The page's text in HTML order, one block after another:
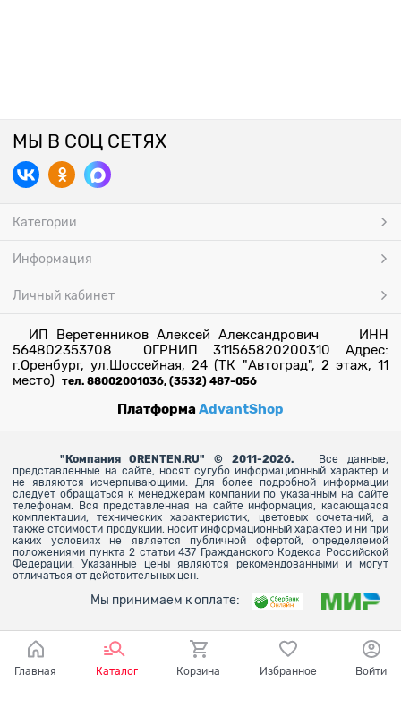
МЫ В СОЦ СЕТЯХ
Категории
Информация
Личный кабинет
ИП Веретенников Алексей Александрович ИНН
564802353708 ОГРНИП 311565820200310 Адрес:
г.Оренбург, ул.Шоссейная, 24 (ТК "Автоград", 2 этаж, 11
место) тел. 88002001036, (3532) 487-056
ПлатформаAdvantShop
" Компания ORENTEN.RU" © 2011-2026.
Все данные,
представленные на сайте, носят сугубо информационный характер и
не являются исчерпывающими. Для более подробной информации
следует обращаться к менеджерам компании по указанным на сайте
телефонам. Вся представленная на сайте информация, касающаяся
комплектации, технических характеристик, цветовых сочетаний, а
также стоимости продукции, носит информационный характер и ни при
каких условиях не является публичной офертой, определяемой
положениями пункта 2 статьи 437 Гражданского Кодекса Российской
Федерации. Указанные цены являются рекомендованными и могут
отличаться от действительных цен.
Мы принимаем к оплате:
Главная Каталог Корзина Избранное Войти